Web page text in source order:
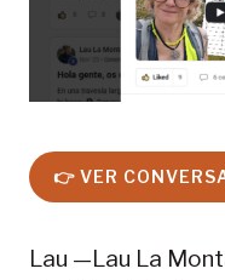
👉 VER
Lau —Lau La